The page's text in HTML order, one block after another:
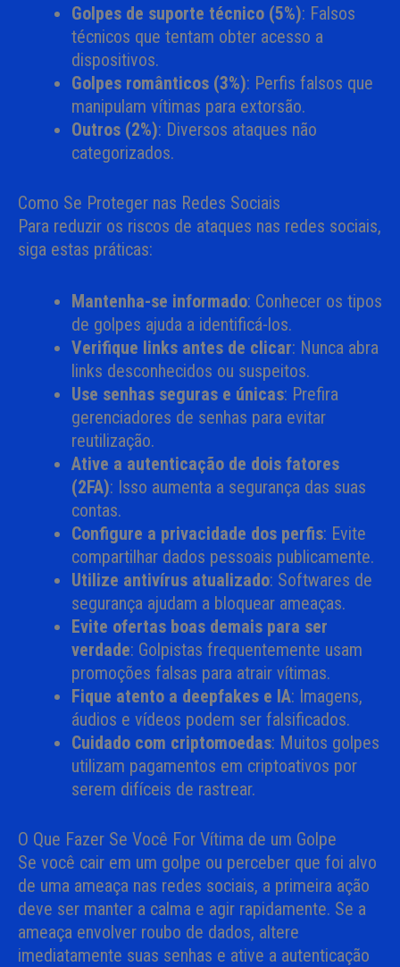
Golpes de suporte técnico (5%): Falsos
técnicos que tentam obter acesso a
dispositivos.
Golpes românticos (3%): Perfis falsos que
manipulam vítimas para extorsão.
Outros (2%): Diversos ataques não
categorizados.
Como Se Proteger nas Redes Sociais
Para reduzir os riscos de ataques nas redes sociais,
siga estas práticas:
Mantenha-se informado: Conhecer os tipos
de golpes ajuda a identificá-los.
Verifique links antes de clicar: Nunca abra
links desconhecidos ou suspeitos.
Use senhas seguras e únicas: Prefira
gerenciadores de senhas para evitar
reutilização.
Ative a autenticação de dois fatores
(2FA): Isso aumenta a segurança das suas
contas.
Configure a privacidade dos perfis: Evite
compartilhar dados pessoais publicamente.
Utilize antivírus atualizado: Softwares de
segurança ajudam a bloquear ameaças.
Evite ofertas boas demais para ser
verdade: Golpistas frequentemente usam
promoções falsas para atrair vítimas.
Fique atento a deepfakes e IA: Imagens,
áudios e vídeos podem ser falsificados.
Cuidado com criptomoedas: Muitos golpes
utilizam pagamentos em criptoativos por
serem difíceis de rastrear.
O Que Fazer Se Você For Vítima de um Golpe
Se você cair em um golpe ou perceber que foi alvo
de uma ameaça nas redes sociais, a primeira ação
deve ser manter a calma e agir rapidamente. Se a
ameaça envolver roubo de dados, altere
imediatamente suas senhas e ative a autenticação